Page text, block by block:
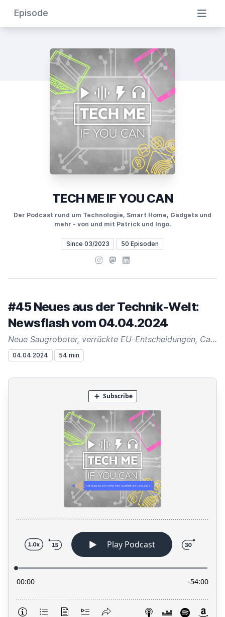
Episode
TECH ME IF YOU CAN
Der Podcast rund um Technologie, Smart Home, Gadgets und
mehr - von und mit Patrick und Ingo.
Since 03/2023 50 Episoden
Instagram
Mastodon
LinkedIn
#45 Neues aus der Technik-Welt:
Newsflash vom 04.04.2024
Neue Saugroboter, verrückte EU-Entscheidungen, Canva kauft Affinity und wahnsinnig viel Aufregung!
04.04.2024 54 min